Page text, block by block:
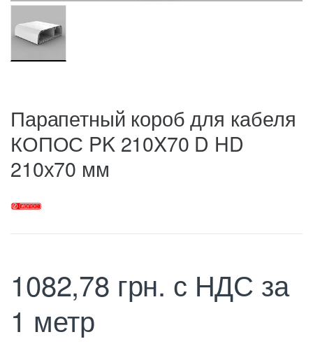
Парапетный короб для кабеля
КОПОС PK 210X70 D HD
210х70 мм
1082,78 грн. с НДС за
1 метр